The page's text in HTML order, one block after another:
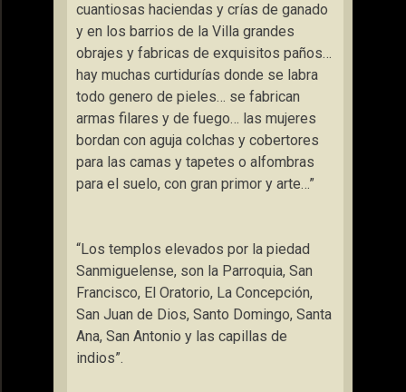
cuantiosas haciendas y crías de ganado
y en los barrios de la Villa grandes
obrajes y fabricas de exquisitos paños…
hay muchas curtidurías donde se labra
todo genero de pieles… se fabrican
armas filares y de fuego… las mujeres
bordan con aguja colchas y cobertores
para las camas y tapetes o alfombras
para el suelo, con gran primor y arte…”
“Los templos elevados por la piedad
Sanmiguelense, son la Parroquia, San
Francisco, El Oratorio, La Concepción,
San Juan de Dios, Santo Domingo, Santa
Ana, San Antonio y las capillas de
indios”.